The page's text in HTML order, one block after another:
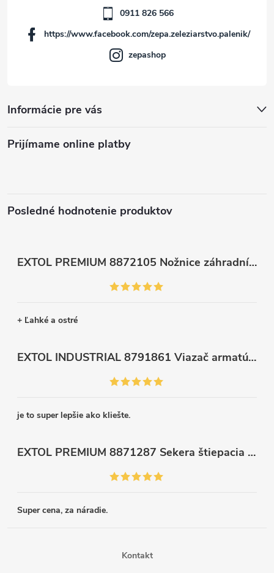
Informácie pre vás
0911 826 566
https://www.facebook.com/zepa.zeleziarstvo.palenik/
zepashop
Prijímame online platby
Posledné hodnotenie produktov
EXTOL PREMIUM 8872105 Nožnice záhradnícke dlhé úzke, 200mm, max. prestrih Ø6mm
+ Ľahké a ostré
EXTOL INDUSTRIAL 8791861 Viazač armatúr aku Share20V, bez aku, drôt 0,8mm, oko 8-34mm, bezuhlíkový motor
je to super lepšie ako kliešte.
EXTOL PREMIUM 8871287 Sekera štiepacia 3500g, nylónová násada 910mm
Super cena, za náradie.
Kontakt